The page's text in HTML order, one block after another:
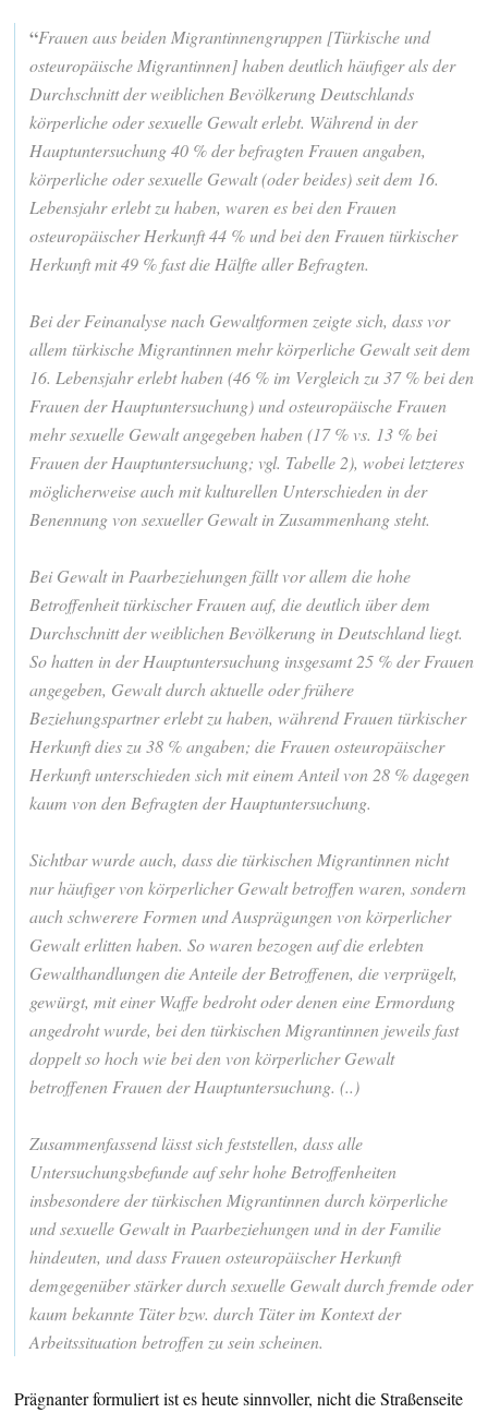
“Frauen aus beiden Migrantinnengruppen [Türkische und
osteuropäische Migrantinnen] haben deutlich häufiger als der
Durchschnitt der weiblichen Bevölkerung Deutschlands
körperliche oder sexuelle Gewalt erlebt. Während in der
Hauptuntersuchung 40 % der befragten Frauen angaben,
körperliche oder sexuelle Gewalt (oder beides) seit dem 16.
Lebensjahr erlebt zu haben, waren es bei den Frauen
osteuropäischer Herkunft 44 % und bei den Frauen türkischer
Herkunft mit 49 % fast die Hälfte aller Befragten.
Bei der Feinanalyse nach Gewaltformen zeigte sich, dass vor
allem türkische Migrantinnen mehr körperliche Gewalt seit dem
16. Lebensjahr erlebt haben (46 % im Vergleich zu 37 % bei den
Frauen der Hauptuntersuchung) und osteuropäische Frauen
mehr sexuelle Gewalt angegeben haben (17 % vs. 13 % bei
Frauen der Hauptuntersuchung; vgl. Tabelle 2), wobei letzteres
möglicherweise auch mit kulturellen Unterschieden in der
Benennung von sexueller Gewalt in Zusammenhang steht.
Bei Gewalt in Paarbeziehungen fällt vor allem die hohe
Betroffenheit türkischer Frauen auf, die deutlich über dem
Durchschnitt der weiblichen Bevölkerung in Deutschland liegt.
So hatten in der Hauptuntersuchung insgesamt 25 % der Frauen
angegeben, Gewalt durch aktuelle oder frühere
Beziehungspartner erlebt zu haben, während Frauen türkischer
Herkunft dies zu 38 % angaben; die Frauen osteuropäischer
Herkunft unterschieden sich mit einem Anteil von 28 % dagegen
kaum von den Befragten der Hauptuntersuchung.
Sichtbar wurde auch, dass die türkischen Migrantinnen nicht
nur häufiger von körperlicher Gewalt betroffen waren, sondern
auch schwerere Formen und Ausprägungen von körperlicher
Gewalt erlitten haben. So waren bezogen auf die erlebten
Gewalthandlungen die Anteile der Betroffenen, die verprügelt,
gewürgt, mit einer Waffe bedroht oder denen eine Ermordung
angedroht wurde, bei den türkischen Migrantinnen jeweils fast
doppelt so hoch wie bei den von körperlicher Gewalt
betroffenen Frauen der Hauptuntersuchung. (..)
Zusammenfassend lässt sich feststellen, dass alle
Untersuchungsbefunde auf sehr hohe Betroffenheiten
insbesondere der türkischen Migrantinnen durch körperliche
und sexuelle Gewalt in Paarbeziehungen und in der Familie
hindeuten, und dass Frauen osteuropäischer Herkunft
demgegenüber stärker durch sexuelle Gewalt durch fremde oder
kaum bekannte Täter bzw. durch Täter im Kontext der
Arbeitssituation betroffen zu sein scheinen.
Prägnanter formuliert ist es heute sinnvoller, nicht die Straßenseite